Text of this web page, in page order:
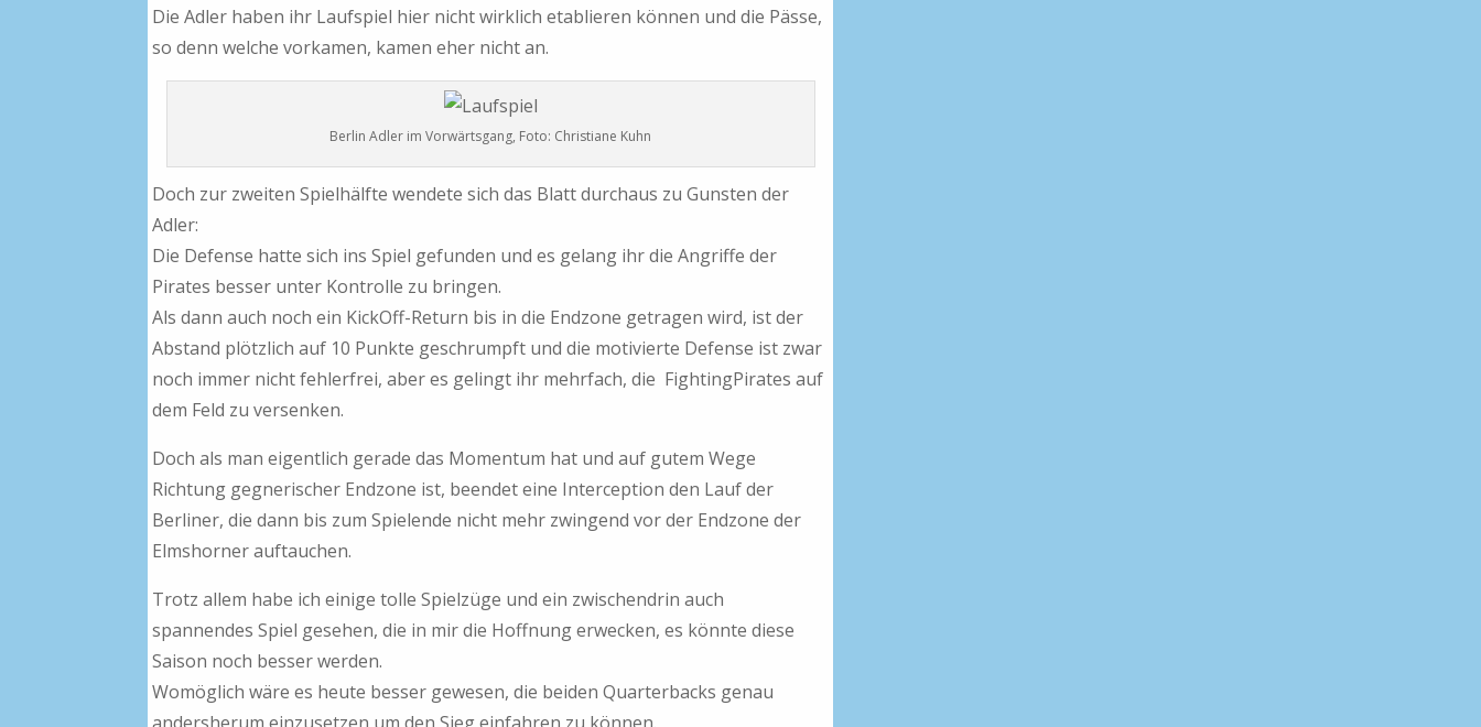
Die Adler haben ihr Laufspiel hier nicht wirklich etablieren können und die Pässe,
so denn welche vorkamen, kamen eher nicht an.
Berlin Adler im Vorwärtsgang, Foto: Christiane Kuhn
Doch zur zweiten Spielhälfte wendete sich das Blatt durchaus zu Gunsten der
Adler:
Die Defense hatte sich ins Spiel gefunden und es gelang ihr die Angriffe der
Pirates besser unter Kontrolle zu bringen.
Als dann auch noch ein KickOff-Return bis in die Endzone getragen wird, ist der
Abstand plötzlich auf 10 Punkte geschrumpft und die motivierte Defense ist zwar
noch immer nicht fehlerfrei, aber es gelingt ihr mehrfach, die FightingPirates auf
dem Feld zu versenken.
Doch als man eigentlich gerade das Momentum hat und auf gutem Wege
Richtung gegnerischer Endzone ist, beendet eine Interception den Lauf der
Berliner, die dann bis zum Spielende nicht mehr zwingend vor der Endzone der
Elmshorner auftauchen.
Trotz allem habe ich einige tolle Spielzüge und ein zwischendrin auch
spannendes Spiel gesehen, die in mir die Hoffnung erwecken, es könnte diese
Saison noch besser werden.
Womöglich wäre es heute besser gewesen, die beiden Quarterbacks genau